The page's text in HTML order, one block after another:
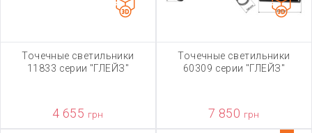
Точечные светильники
11833 серии "ГЛЕЙЗ"
4 655 грн
Точечные светильники
60309 серии "ГЛЕЙЗ"
7 850 грн